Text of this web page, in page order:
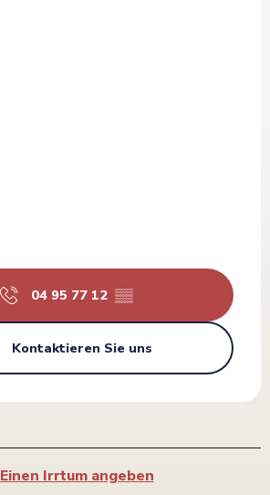
04 95 77 12 ▒▒
Kontaktieren Sie uns
Einen Irrtum angeben